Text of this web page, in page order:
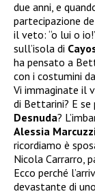
due anni, e
partecipazione
il veto: “o lui o
sull’isola di
ha pensato a
con i costumini
Vi immaginate il
di Bettarini? E
Desnuda?
Alessia
ricordiamo è
Nicola Carrarro,
Ecco perché
devastante di